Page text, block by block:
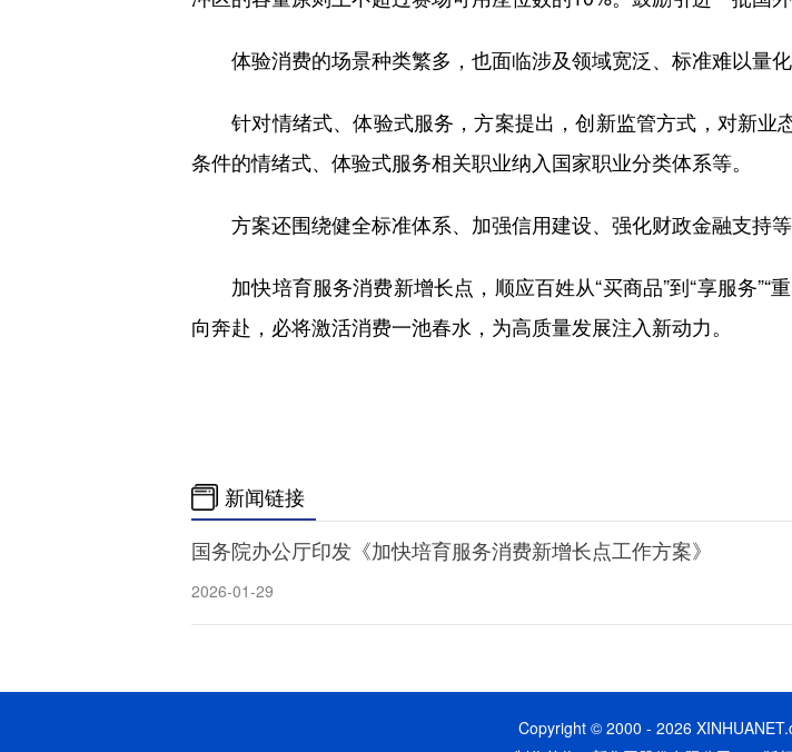
体验消费的场景种类繁多，也面临涉及领域宽泛、标准难以量化
针对情绪式、体验式服务，方案提出，创新监管方式，对新业
条件的情绪式、体验式服务相关职业纳入国家职业分类体系等。
方案还围绕健全标准体系、加强信用建设、强化财政金融支持等
加快培育服务消费新增长点，顺应百姓从“买商品”到“享服务”“
向奔赴，必将激活消费一池春水，为高质量发展注入新动力。
新闻链接
国务院办公厅印发《加快培育服务消费新增长点工作方案》
2026-01-29
Copyright © 2000 - 2026